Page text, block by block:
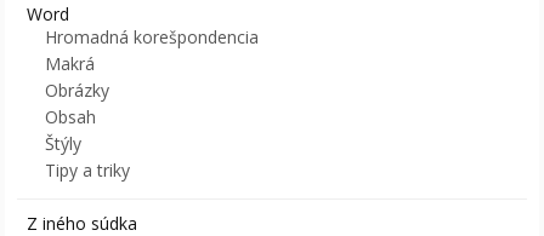
Word
Hromadná korešpondencia
Makrá
Obrázky
Obsah
Štýly
Tipy a triky
Z iného súdka